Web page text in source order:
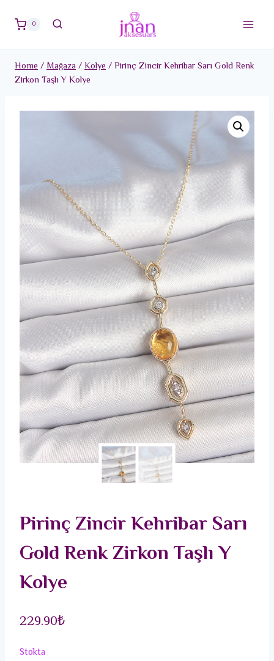
0
Home/Mağaza/Kolye/Pirinç Zincir Kehribar Sarı Gold Renk
Zirkon Taşlı Y Kolye
Pirinç Zincir Kehribar Sarı
Gold Renk Zirkon Taşlı Y
Kolye
229.90₺
Stokta